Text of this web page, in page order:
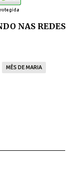
NAS REDES
MÊS DE MARIA